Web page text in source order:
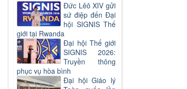
Đức Lêô XIV gửi
sứ điệp đến Đại
hội SIGNIS Thế
giới tại Rwanda
Đại hội Thế giới
SIGNIS 2026:
Truyền thông
phục vụ hòa bình
Đại hội Giáo lý